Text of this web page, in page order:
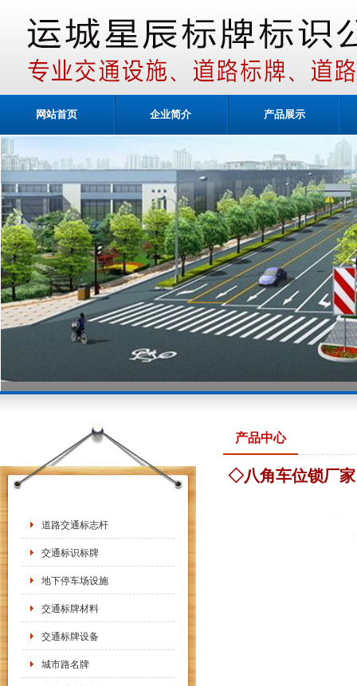
网站首页 企业简介 产品展示
道路交通标志杆
交通标识标牌
地下停车场设施
交通标牌材料
交通标牌设备
城市路名牌
产品中心
◇八角车位锁厂家